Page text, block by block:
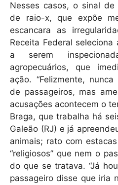
Nesses casos, o sinal
de raio-x, que expõe
escancara as
Receita Federal
a serem
agropecuários, que
ação. “Felizmente,
de passageiros, mas
acusações acontecem o
Braga, que trabalha há
Galeão (RJ) e já
animais; rato com
“religiosos” que nem o
do que se tratava. “Já
passageiro disse que iria